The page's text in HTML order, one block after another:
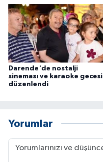
Darende'de nostalji
sineması ve karaoke gecesi
düzenlendi
Yorumlar